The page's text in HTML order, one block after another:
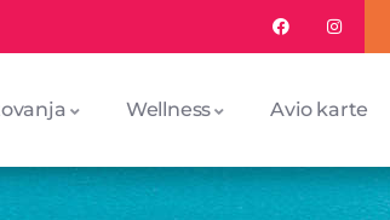
Wellness Avio karte